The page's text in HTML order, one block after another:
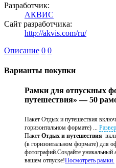
Разработчик:
АКВИС
Сайт разработчика:
http://akvis.com/ru/
Описание 0 0
Варианты покупки
Рамки для отпускных
путешествия» — 50
Пакет Отдых и путешествия
горизонтальном формате) ...
Пакет Отдых и путешествия
(в горизонтальном формате) для
фотографий.Создайте
вашем отпуске!Посмотреть рамки.